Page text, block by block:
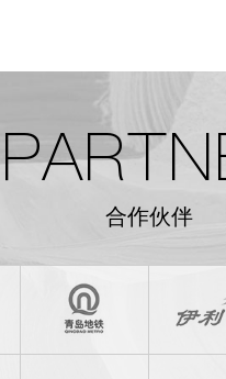
合作伙伴